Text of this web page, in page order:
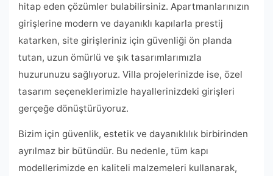
hitap eden çözümler bulabilirsiniz. Apartmanlarınızın
girişlerine modern ve dayanıklı kapılarla prestij
katarken, site girişleriniz için güvenliği ön planda
tutan, uzun ömürlü ve şık tasarımlarımızla
huzurunuzu sağlıyoruz. Villa projelerinizde ise, özel
tasarım seçeneklerimizle hayallerinizdeki girişleri
gerçeğe dönüştürüyoruz.
Bizim için güvenlik, estetik ve dayanıklılık birbirinden
ayrılmaz bir bütündür. Bu nedenle, tüm kapı
modellerimizde en kaliteli malzemeleri kullanarak,